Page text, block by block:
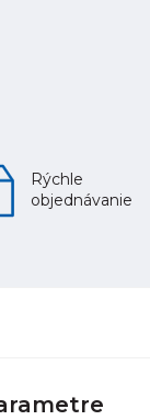
Rýchle
objednávanie